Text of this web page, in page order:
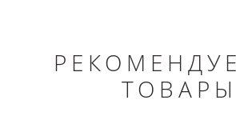
ТОВАРЫ